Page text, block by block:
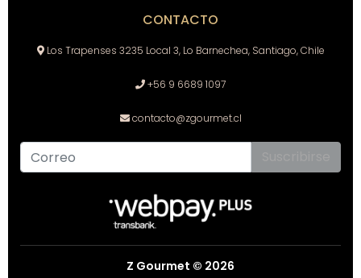
CONTACTO
Los Trapenses 3235 Local 3, Lo Barnechea, Santiago, Chile
+56 9 6689 1097
contacto@zgourmet.cl
Z Gourmet © 2026